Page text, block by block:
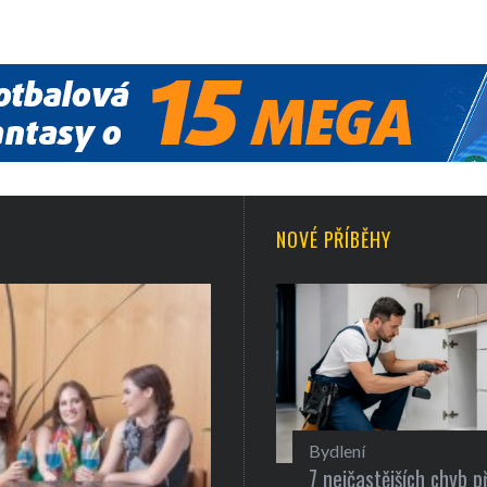
NOVÉ PŘÍBĚHY
Bydlení
7 nejčastějších chyb